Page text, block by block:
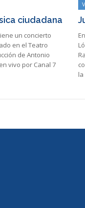
ciudadana
un concierto
en el Teatro
de Antonio
vivo por Canal 7